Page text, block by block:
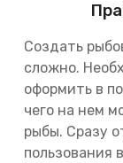
Создать
сложно.
оформить в
чего на нем
рыбы. Сразу
пользования